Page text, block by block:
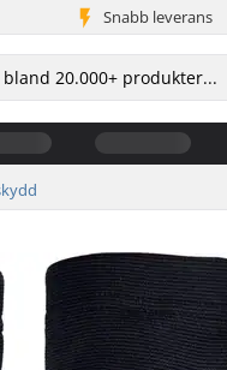
Snabb leverans